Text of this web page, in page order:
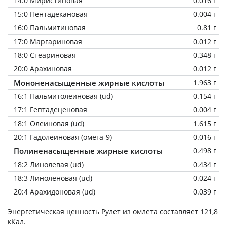
15:0 Пентадекановая
0.004 г
16:0 Пальмитиновая
0.81 г
17:0 Маргариновая
0.012 г
18:0 Стеариновая
0.348 г
20:0 Арахиновая
0.012 г
Мононенасыщенные жирные кислоты
1.963 г
16:1 Пальмитолеиновая (ud)
0.154 г
17:1 Гептадеценовая
0.004 г
18:1 Олеиновая (ud)
1.615 г
20:1 Гадолеиновая (омега-9)
0.016 г
Полиненасыщенные жирные кислоты
0.498 г
18:2 Линолевая (ud)
0.434 г
18:3 Линоленовая (ud)
0.024 г
20:4 Арахидоновая (ud)
0.039 г
Энергетическая ценность Рулет из омлета составляет 121,8
кКал.